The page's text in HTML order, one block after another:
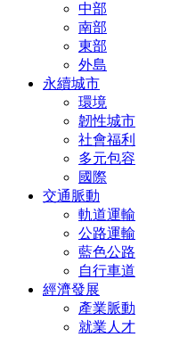
中部
南部
東部
外島
永續城市
環境
韌性城市
社會福利
多元包容
國際
交通脈動
軌道運輸
公路運輸
藍色公路
自行車道
經濟發展
產業脈動
就業人才